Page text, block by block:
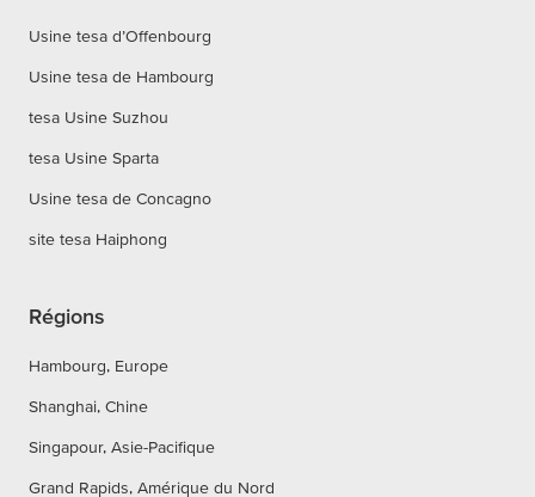
Usine tesa d’Offenbourg
Usine tesa de Hambourg
tesa Usine Suzhou
tesa Usine Sparta
Usine tesa de Concagno
site tesa Haiphong
Régions
Hambourg, Europe
Shanghai, Chine
Singapour, Asie-Pacifique
Grand Rapids, Amérique du Nord